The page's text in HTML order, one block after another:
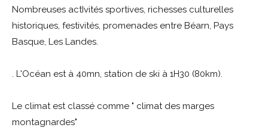
Nombreuses actIvités sportives, richesses culturelles
historiques, festivités, promenades entre Béarn, Pays
Basque, Les Landes.
. L'Océan est à 40mn, station de ski à 1H30 (80km).
Le climat est classé comme " climat des marges
montagnardes"